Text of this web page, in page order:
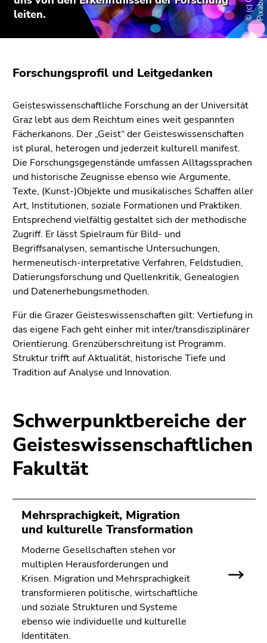
Sie diesen
Inhalt
1)
Zur
Positionsanzeige
(Zugriffstaste
2)
Zur
Hauptnavigation
(Zugriffstaste
3)
Zur
Unternavigation
(Zugriffstaste
4)
Zu
Zusatzinformationen
(Zugriffstaste
5)
Zu
den
(Zugriffstaste
8)
Zur
(Zugriffstaste
leiten.
e
y
Forschungsprofil und Leitgedanken
Geisteswissenschaftliche Forschung an der Universität
Graz lebt aus dem Reichtum eines weit gespannten
Fächerkanons. Der „Geist“ der Geisteswissenschaften
ist plural, heterogen und jederzeit kulturell manifest.
Die Forschungsgegenstände umfassen Alltagssprachen
und histo­rische Zeugnisse ebenso wie Argumente,
Texte, (Kunst-)Objekte und musikalisches Schaffen aller
Art, Institutionen, soziale Formationen und Praktiken.
Entsprechend vielfältig gestaltet sich der methodische
Zugriff. Er lässt Spielraum für Bild- und
Begriffsanalysen, semantische Untersuchungen,
hermeneutisch-interpretative Verfahren, Feldstudien,
Datierungsforschung und Quellenkritik, Genealogien
und Datenerhebungsmethoden.
Für die Grazer Geisteswissenschaften gilt: Vertiefung in
das eigene Fach geht einher mit inter/transdisziplinärer
Orientierung. Grenzüberschreitung ist Programm.
Struktur trifft auf Aktualität, historische Tiefe und
Tradition auf Analyse und Innovation.
Schwerpunktbereiche der
Geisteswissenschaftlichen
Fakultät
Mehrsprachigkeit, Migration
und kulturelle Transformation
Moderne Gesellschaften stehen vor
multiplen Herausforderungen und
Krisen. Migration und Mehrsprachigkeit
transformieren politische, wirtschaftliche
und soziale Strukturen und Systeme
ebenso wie individuelle und kulturelle
Identitäten.